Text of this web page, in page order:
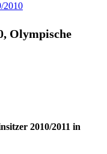
2010
Olympische
2010/2011 in